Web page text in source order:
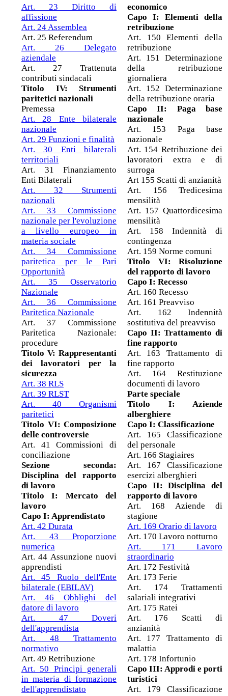
Art. 23 Diritto di
affissione
Art. 24 Assemblea
Art. 25 Referendum
Art. 26 Delegato
aziendale
Art. 27 Trattenuta
contributi sindacali
Titolo IV: Strumenti
paritetici nazionali
Premessa
Art. 28 Ente bilaterale
nazionale
Art. 29 Funzioni e finalità
Art. 30 Enti bilaterali
territoriali
Art. 31 Finanziamento
Enti Bilaterali
Art. 32 Strumenti
nazionali
Art. 33 Commissione
nazionale per l'evoluzione
a livello europeo in
materia sociale
Art. 34 Commissione
paritetica per le Pari
Opportunità
Art. 35 Osservatorio
Nazionale
Art. 36 Commissione
Paritetica Nazionale
Art. 37 Commissione
Paritetica Nazionale:
procedure
Titolo V: Rappresentanti
dei lavoratori per la
sicurezza
Art. 38 RLS
Art. 39 RLST
Art. 40 Organismi
paritetici
Titolo VI: Composizione
delle controversie
Art. 41 Commissioni di
conciliazione
Sezione seconda:
Disciplina del rapporto
di lavoro
Titolo I: Mercato del
lavoro
Capo I: Apprendistato
Art. 42 Durata
Art. 43 Proporzione
numerica
Art. 44 Assunzione nuovi
apprendisti
Art. 45 Ruolo dell'Ente
bilaterale (EBILAV)
Art. 46 Obblighi del
datore di lavoro
Art. 47 Doveri
dell'apprendista
Art. 48 Trattamento
normativo
Art. 49 Retribuzione
Art. 50 Principi generali
in materia di formazione
dell'apprendistato
economico
Capo I: Elementi della
retribuzione
Art. 150 Elementi della
retribuzione
Art. 151 Determinazione
della retribuzione
giornaliera
Art. 152 Determinazione
della retribuzione oraria
Capo II: Paga base
nazionale
Art. 153 Paga base
nazionale
Art. 154 Retribuzione dei
lavoratori extra e di
surroga
Art 155 Scatti di anzianità
Art. 156 Tredicesima
mensilità
Art. 157 Quattordicesima
mensilità
Art. 158 Indennità di
contingenza
Art. 159 Norme comuni
Titolo VI: Risoluzione
del rapporto di lavoro
Capo I: Recesso
Art. 160 Recesso
Art. 161 Preavviso
Art. 162 Indennità
sostitutiva del preavviso
Capo II: Trattamento di
fine rapporto
Art. 163 Trattamento di
fine rapporto
Art. 164 Restituzione
documenti di lavoro
Parte speciale
Titolo I: Aziende
alberghiere
Capo I: Classificazione
Art. 165 Classificazione
del personale
Art. 166 Stagiaires
Art. 167 Classificazione
esercizi alberghieri
Capo II: Disciplina del
rapporto di lavoro
Art. 168 Aziende di
stagione
Art. 169 Orario di lavoro
Art. 170 Lavoro notturno
Art. 171 Lavoro
straordinario
Art. 172 Festività
Art. 173 Ferie
Art. 174 Trattamenti
salariali integrativi
Art. 175 Ratei
Art. 176 Scatti di
anzianità
Art. 177 Trattamento di
malattia
Art. 178 Infortunio
Capo III: Approdi e porti
turistici
Art. 179 Classificazione